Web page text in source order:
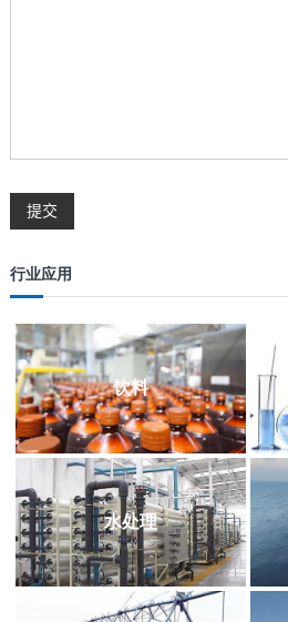
行业应用
饮料
水处理